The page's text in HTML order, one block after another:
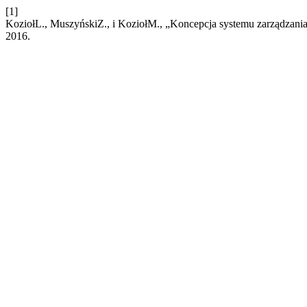
[1]
KoziołL., MuszyńskiZ., i KoziołM., „Koncepcja systemu
2016.